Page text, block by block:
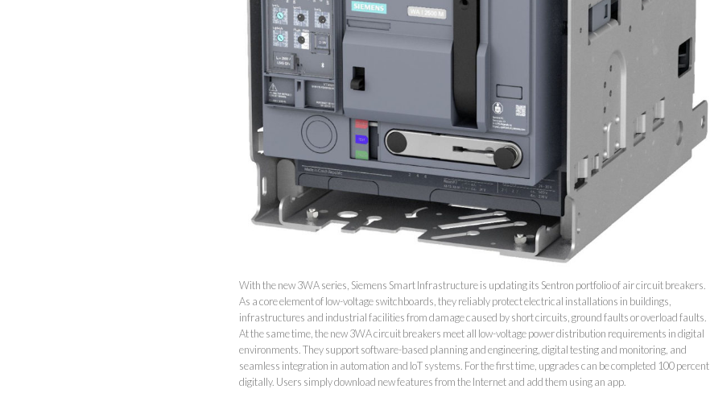
With the new 3WA series, Siemens Smart Infrastructure is updating its Sentron portfolio of air circuit breakers.
As a core element of low-voltage switchboards, they reliably protect electrical installations in buildings,
infrastructures and industrial facilities from damage caused by short circuits, ground faults or overload faults.
At the same time, the new 3WA circuit breakers meet all low-voltage power distribution requirements in digital
environments. They support software-based planning and engineering, digital testing and monitoring, and
seamless integration in automation and IoT systems. For the first time, upgrades can be completed 100 percent
digitally. Users simply download new features from the Internet and add them using an app.